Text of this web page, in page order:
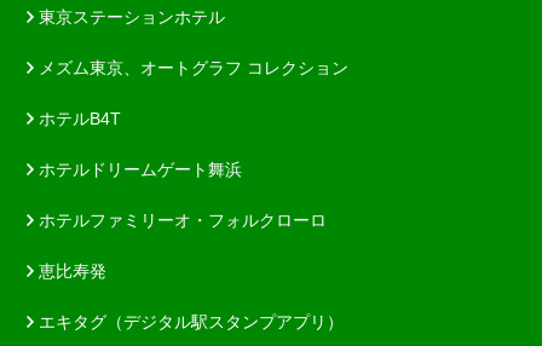
東京ステーションホテル
メズム東京、オートグラフ コレクション
ホテルB4T
ホテルドリームゲート舞浜
ホテルファミリーオ・フォルクローロ
恵比寿発
エキタグ（デジタル駅スタンプアプリ）